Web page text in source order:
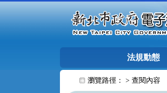
法規動態
瀏覽路徑： > 查閱內容